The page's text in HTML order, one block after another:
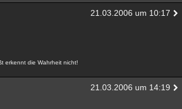
21.03.2006 um 10:17
erkennt die Wahrheit nicht!
21.03.2006 um 14:19